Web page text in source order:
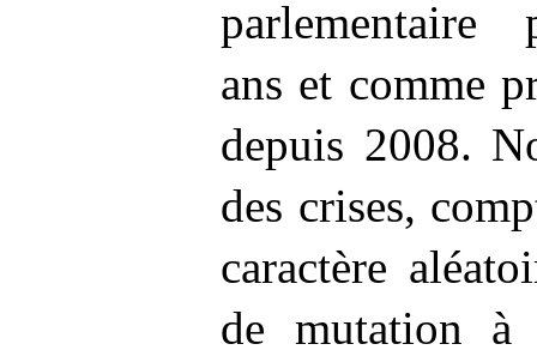
parlementaire
ans et comme
depuis 2008.
des crises,
caractère
de mutation à